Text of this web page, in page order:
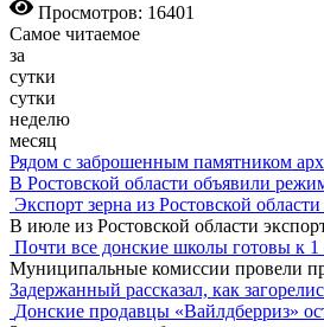
Просмотров: 16401
Самое читаемое
за
сутки
сутки
неделю
месяц
Рядом с заброшенным памятником
В Ростовской области объявили
Экспорт зерна из Ростовской
В июле из Ростовской области
Почти все донские школы готовы к 1
Муниципальные комиссии провели
Задержанный рассказал, как
Донские продавцы «Вайлдберриз»